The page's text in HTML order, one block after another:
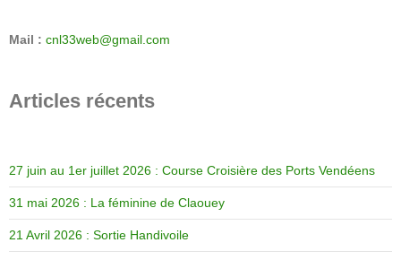
Mail : cnl33web@gmail.com
Articles récents
27 juin au 1er juillet 2026 : Course Croisière des Ports Vendéens
31 mai 2026 : La féminine de Claouey
21 Avril 2026 : Sortie Handivoile